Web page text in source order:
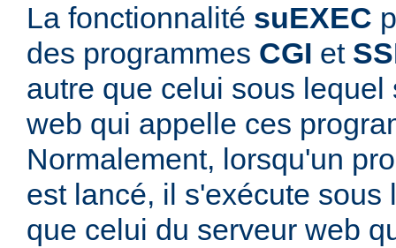
La fonctionnalité suEXEC
des programmes CGI et
autre que celui sous
web qui appelle ces
Normalement, lorsqu'un
est lancé, il s'exécute sous
que celui du serveur web